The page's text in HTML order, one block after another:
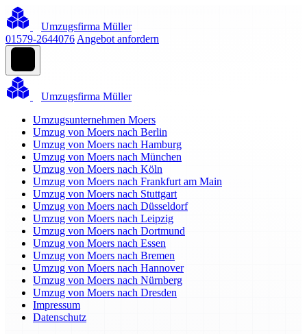
Umzugsfirma Müller
01579-2644076 Angebot anfordern
Umzugsfirma Müller
Umzugsunternehmen Moers
Umzug von Moers nach Berlin
Umzug von Moers nach Hamburg
Umzug von Moers nach München
Umzug von Moers nach Köln
Umzug von Moers nach Frankfurt am Main
Umzug von Moers nach Stuttgart
Umzug von Moers nach Düsseldorf
Umzug von Moers nach Leipzig
Umzug von Moers nach Dortmund
Umzug von Moers nach Essen
Umzug von Moers nach Bremen
Umzug von Moers nach Hannover
Umzug von Moers nach Nürnberg
Umzug von Moers nach Dresden
Impressum
Datenschutz